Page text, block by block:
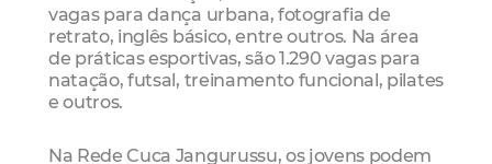
vagas para dança urbana, fotografia de
retrato, inglês básico, entre outros. Na área
de práticas esportivas, são 1.290 vagas para
natação, futsal, treinamento funcional, pilates
e outros.
Na Rede Cuca Jangurussu, os jovens podem